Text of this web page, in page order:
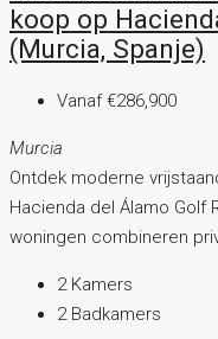
koop op
(Murcia, Spanje)
Vanaf€286,900
Murcia
Ontdek moderne
Hacienda del Álamo Golf
woningen combineren
2 Kamers
2 Badkamers